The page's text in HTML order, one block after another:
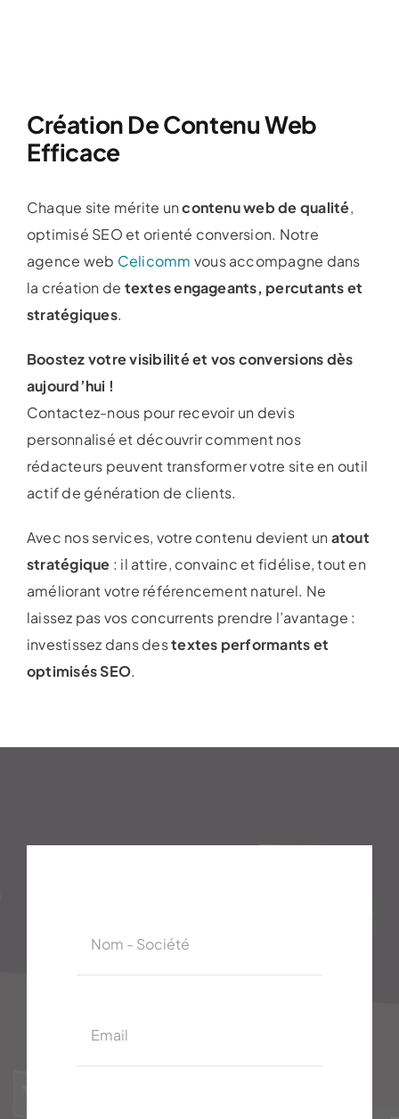
Création De Contenu Web
Efficace
Chaque site mérite uncontenu web de qualité,
optimisé SEO et orienté conversion. Notre
agence web Celicomm vous accompagne dans
la création de textes engageants, percutants et
stratégiques.
Boostez votre visibilité et vos conversions dès
aujourd’hui !
Contactez-nous pour recevoir un devis
personnalisé et découvrir comment nos
rédacteurs peuvent transformer votre site en outil
actif de génération de clients.
Avec nos services, votre contenu devient un atout
stratégique : il attire, convainc et fidélise, tout en
améliorant votre référencement naturel. Ne
laissez pas vos concurrents prendre l’avantage :
investissez dans destextes performants et
optimisés SEO.